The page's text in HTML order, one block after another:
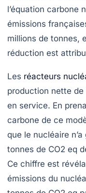
l’équation carbone
émissions
millions de tonnes,
réduction est
Les réacteurs
production nette de
en service. En
carbone de ce
que le nucléaire n’a
tonnes de CO2 eq
Ce chiffre est
émissions du